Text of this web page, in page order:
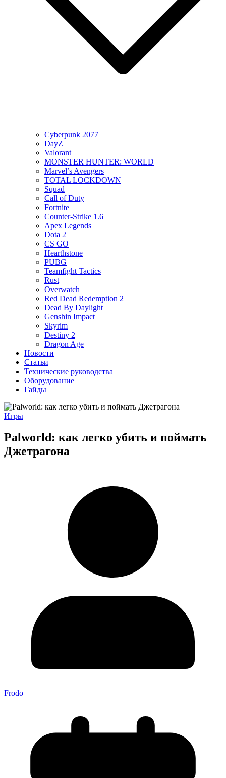
Cyberpunk 2077
DayZ
Valorant
MONSTER HUNTER: WORLD
Marvel’s Avengers
TOTAL LOCKDOWN
Squad
Call of Duty
Fortnite
Counter-Strike 1.6
Apex Legends
Dota 2
CS GO
Hearthstone
PUBG
Teamfight Tactics
Rust
Overwatch
Red Dead Redemption 2
Dead By Daylight
Genshin Impact
Skyrim
Destiny 2
Dragon Age
Новости
Статьи
Технические руководства
Оборудование
Гайды
Игры
Palworld: как легко убить и поймать
Джетрагона
Frodo